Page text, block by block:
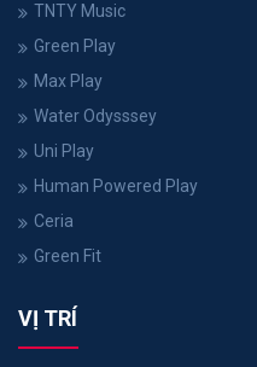
TNTY Music
Green Play
Max Play
Water Odysssey
Uni Play
Human Powered Play
Ceria
Green Fit
VỊ TRÍ